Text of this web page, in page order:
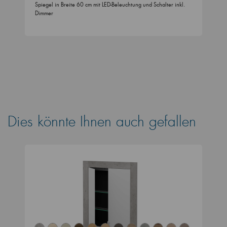
Spiegel in Breite 60 cm mit LED-Beleuchtung und Schalter inkl.
Dimmer
Dies könnte Ihnen auch gefallen